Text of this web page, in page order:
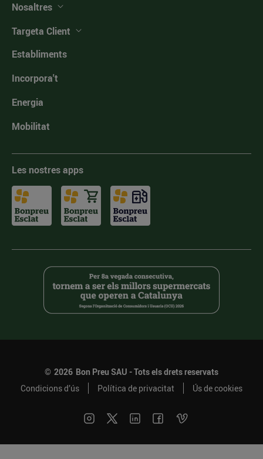
Nosaltres
Targeta Client
Establiments
Incorpora't
Energia
Mobilitat
Les nostres apps
© 2026 Bon Preu SAU - Tots els drets reservats
Condicions d’ús
Política de privacitat Ús de cookies